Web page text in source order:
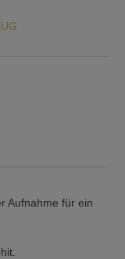
Aufnahme für ein